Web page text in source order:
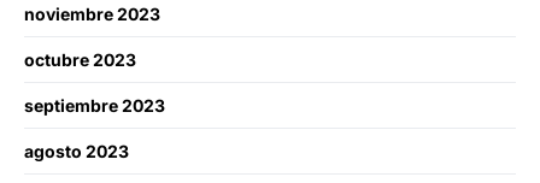
noviembre 2023
octubre 2023
septiembre 2023
agosto 2023